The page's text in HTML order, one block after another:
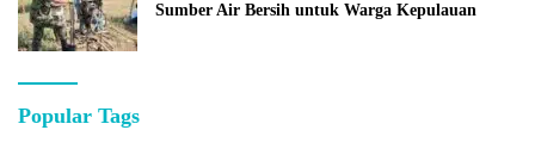
Sumber Air Bersih untuk Warga Kepulauan
Popular Tags